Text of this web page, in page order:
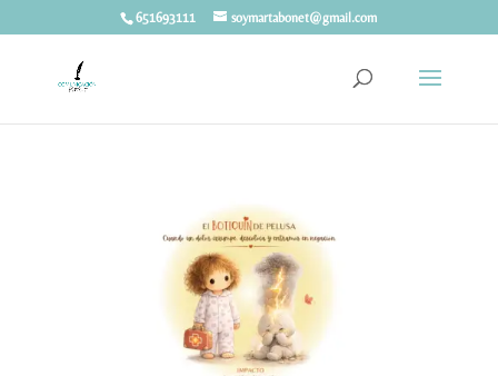
651693111 soymartabonet@gmail.com